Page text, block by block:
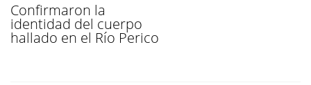
Confirmaron la
identidad del cuerpo
hallado en el Río Perico